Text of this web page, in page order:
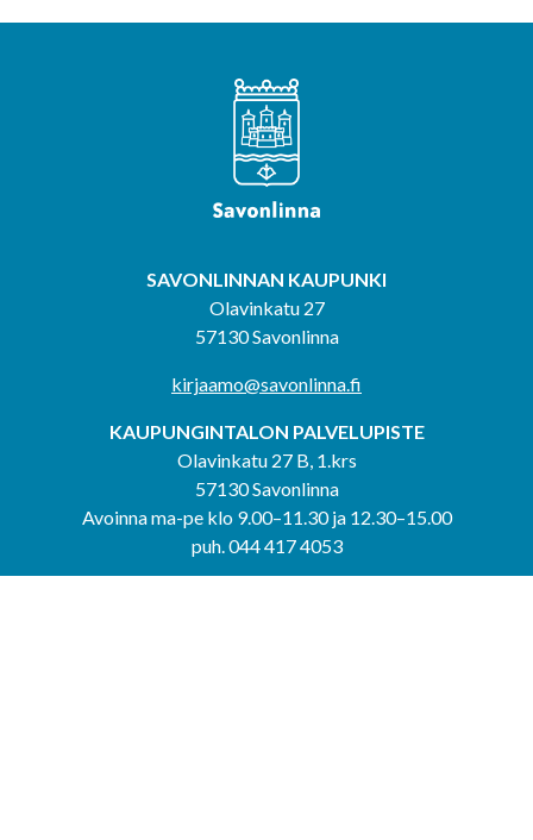
SAVONLINNAN KAUPUNKI
Olavinkatu 27
57130 Savonlinna
kirjaamo@savonlinna.fi
KAUPUNGINTALON PALVELUPISTE
Olavinkatu 27 B, 1.krs
57130 Savonlinna
Avoinna ma-pe klo 9.00–11.30 ja 12.30–15.00
puh. 044 417 4053